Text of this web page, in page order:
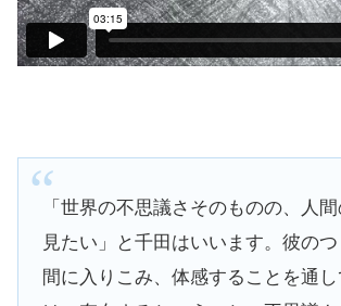
「世界の不思議さそのものの、人
見たい」と千田はいいます。彼の
間に入りこみ、体感することを通